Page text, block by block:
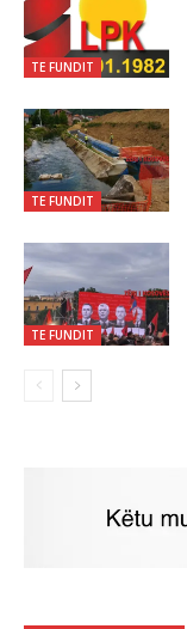
TE FUNDIT
TE FUNDIT
TE FUNDIT